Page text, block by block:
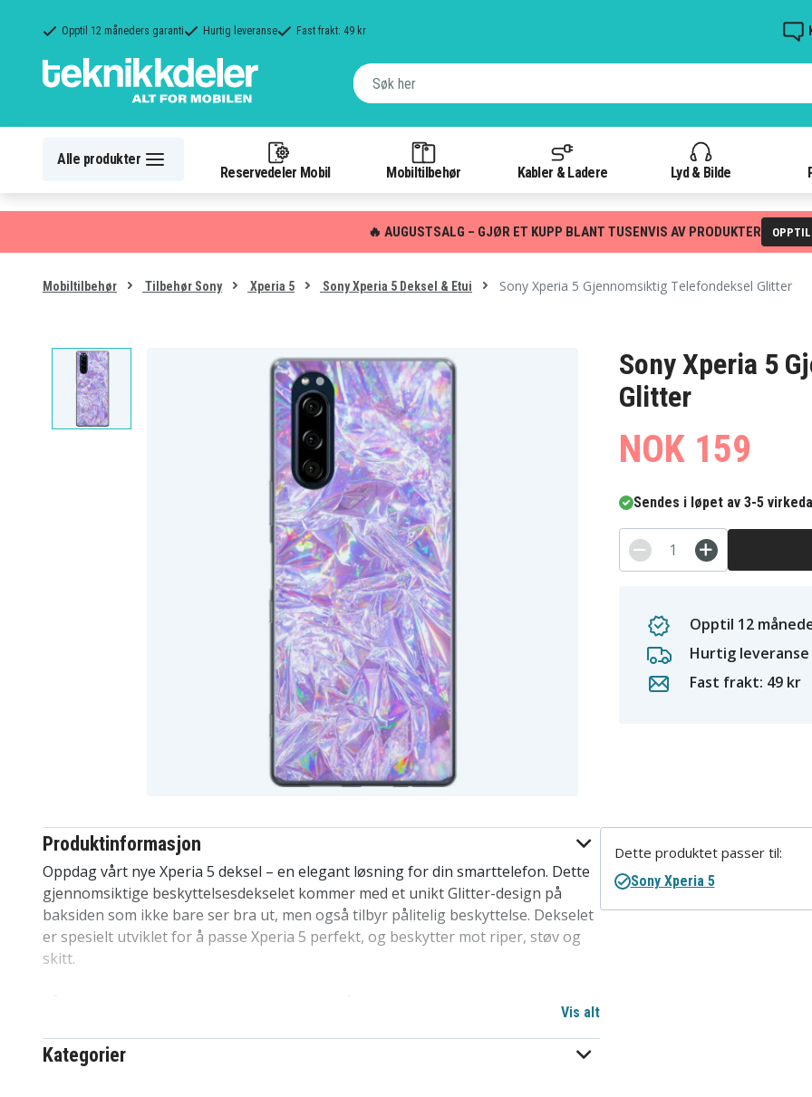
Opptil 12 måneders garanti Hurtig leveranse Fast frakt: 49 kr
Alle produkter
Reservedeler Mobil Mobiltilbehør Kabler & Ladere Lyd & Bilde
🔥 AUGUSTSALG – GJØR ET KUPP BLANT TUSENVIS AV PRODUKTER OPPTIL
Mobiltilbehør Tilbehør Sony Xperia 5 Sony Xperia 5 Deksel & Etui Sony Xperia 5 Gjennomsiktig Telefondeksel Glitter
Sony Xperia 5
Glitter
NOK 159
Sendes i løpet av 3-5
Opptil 12
Hurtig leveranse
Fast frakt: 49 kr
Produktinformasjon
Oppdag vårt nye Xperia 5 deksel – en elegant løsning for din smarttelefon. Dette
gjennomsiktige beskyttelsesdekselet kommer med et unikt Glitter-design på
baksiden som ikke bare ser bra ut, men også tilbyr pålitelig beskyttelse. Dekselet
er spesielt utviklet for å passe Xperia 5 perfekt, og beskytter mot riper, støv og
skitt.
Vårt design er uten skarpe kanter og enkelt å montere eller fjerne fra mobilen
dekselvalgene på markedet av en grunn. Høy kvalitet til en rimelig pris, dette
dekselet står sterkt i konkurransen. Et utmerket valg for å beskytte telefoner i
Vis alt
Kategorier
Dette produktet passer til:
Sony Xperia 5